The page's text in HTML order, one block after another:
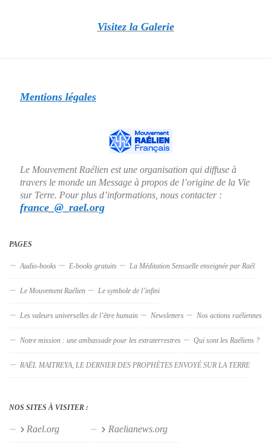
Visitez la Galerie
Mentions légales
Le Mouvement Raélien est une organisation qui diffuse à
travers le monde un Message à propos de l’origine de la Vie
sur Terre. Pour plus d’informations, nous contacter :
france_@_rael.org
PAGES
Audio-books E-books gratuits La Méditation Sensuelle enseignée par Raël
Le Mouvement Raélien Le symbole de l’infini
Les valeurs universelles de l’être humain Newsletters Nos actions raéliennes
Notre mission : une ambassade pour les extraterrestres Qui sont les Raéliens ?
RAËL MAITREYA, LE DERNIER DES PROPHÈTES ENVOYÉ SUR LA TERRE
NOS SITES À VISITER :
Rael.org Raelianews.org